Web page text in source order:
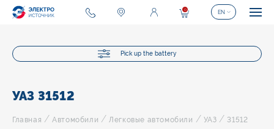
Pick up the battery
УАЗ 31512
Главная /Автомобили /Легковые автомобили / УАЗ / 31512
0 EN